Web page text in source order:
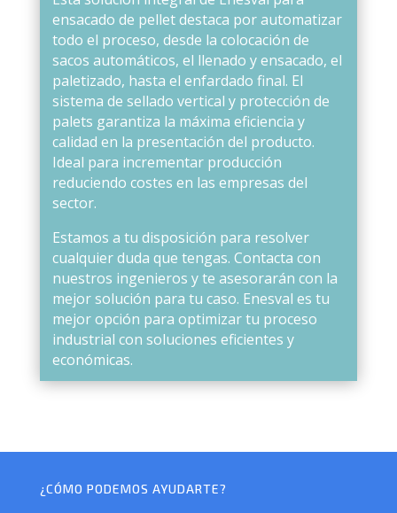
ensacado de pellet destaca por automatizar
todo el proceso, desde la colocación de
sacos automáticos, el llenado y ensacado, el
paletizado, hasta el enfardado final. El
sistema de sellado vertical y protección de
palets garantiza la máxima eficiencia y
calidad en la presentación del producto.
Ideal para incrementar producción
reduciendo costes en las empresas del
sector.
Estamos a tu disposición para resolver
cualquier duda que tengas. Contacta con
nuestros ingenieros y te asesorarán con la
mejor solución para tu caso. Enesval es tu
mejor opción para optimizar tu proceso
industrial con soluciones eficientes y
económicas.
¿CÓMO PODEMOS AYUDARTE?